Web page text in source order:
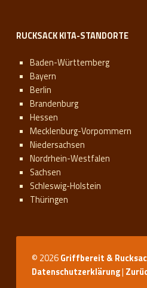
RUCKSACK KITA-STANDORTE
Baden-Württemberg
Bayern
Berlin
Brandenburg
Hessen
Mecklenburg-Vorpommern
Niedersachsen
Nordrhein-Westfalen
Sachsen
Schleswig-Holstein
Thüringen
© 2026Griffbereit &
Datenschutzerklärung|